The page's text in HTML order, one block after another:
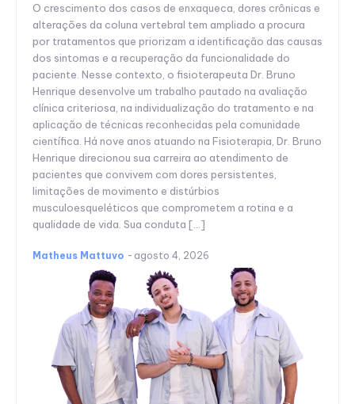
O crescimento dos casos de enxaqueca, dores crônicas e
alterações da coluna vertebral tem ampliado a procura
por tratamentos que priorizam a identificação das causas
dos sintomas e a recuperação da funcionalidade do
paciente. Nesse contexto, o fisioterapeuta Dr. Bruno
Henrique desenvolve um trabalho pautado na avaliação
clínica criteriosa, na individualização do tratamento e na
aplicação de técnicas reconhecidas pela comunidade
científica. Há nove anos atuando na Fisioterapia, Dr. Bruno
Henrique direcionou sua carreira ao atendimento de
pacientes que convivem com dores persistentes,
limitações de movimento e distúrbios
musculoesqueléticos que comprometem a rotina e a
qualidade de vida. Sua conduta […]
Matheus Mattuvo - agosto 4, 2026